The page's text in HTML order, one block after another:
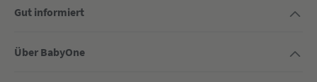
Gut informiert
Über BabyOne